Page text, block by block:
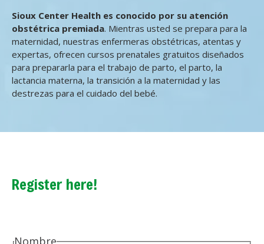
Sioux Center Health es conocido por su atención
obstétrica premiada. Mientras usted se prepara para la
maternidad, nuestras enfermeras obstétricas, atentas y
expertas, ofrecen cursos prenatales gratuitos diseñados
para prepararla para el trabajo de parto, el parto, la
lactancia materna, la transición a la maternidad y las
destrezas para el cuidado del bebé.
Register here!